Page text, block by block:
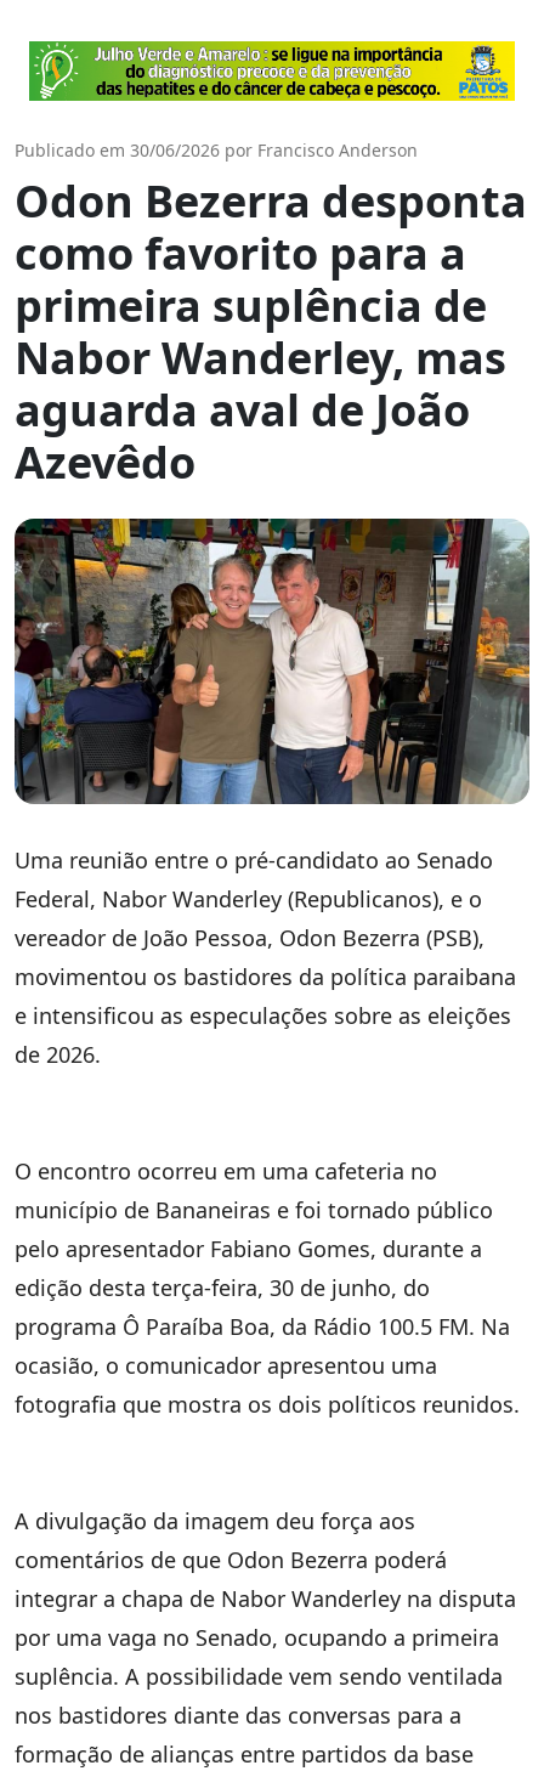
Publicado em 30/06/2026 por Francisco Anderson
Odon Bezerra desponta
como favorito para a
primeira suplência de
Nabor Wanderley, mas
aguarda aval de João
Azevêdo
Uma reunião entre o pré-candidato ao Senado
Federal, Nabor Wanderley (Republicanos), e o
vereador de João Pessoa, Odon Bezerra (PSB),
movimentou os bastidores da política paraibana
e intensificou as especulações sobre as eleições
de 2026.
O encontro ocorreu em uma cafeteria no
município de Bananeiras e foi tornado público
pelo apresentador Fabiano Gomes, durante a
edição desta terça-feira, 30 de junho, do
programa Ô Paraíba Boa, da Rádio 100.5 FM. Na
ocasião, o comunicador apresentou uma
fotografia que mostra os dois políticos reunidos.
A divulgação da imagem deu força aos
comentários de que Odon Bezerra poderá
integrar a chapa de Nabor Wanderley na disputa
por uma vaga no Senado, ocupando a primeira
suplência. A possibilidade vem sendo ventilada
nos bastidores diante das conversas para a
formação de alianças entre partidos da base